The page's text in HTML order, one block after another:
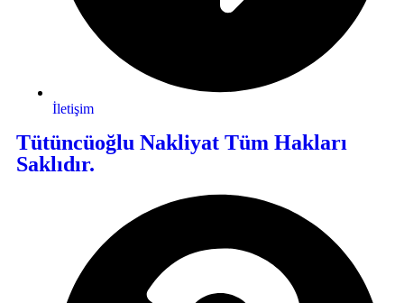
İletişim
Tütüncüoğlu Nakliyat Tüm Hakları
Saklıdır.